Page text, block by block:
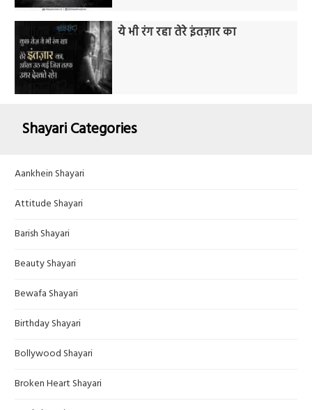
ये भी रंग रहा तेरे इंतज़ार का
Shayari Categories
Aankhein Shayari
Attitude Shayari
Barish Shayari
Beauty Shayari
Bewafa Shayari
Birthday Shayari
Bollywood Shayari
Broken Heart Shayari